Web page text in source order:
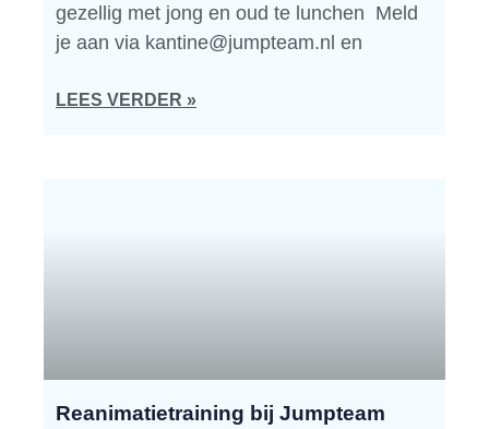
gezellig met jong en oud te lunchen Meld
je aan via kantine@jumpteam.nl en
LEES VERDER »
Reanimatietraining bij Jumpteam